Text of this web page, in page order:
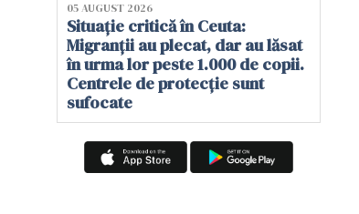
05 AUGUST 2026
Situație critică în Ceuta:
Migranții au plecat, dar au lăsat
în urma lor peste 1.000 de copii.
Centrele de protecție sunt
sufocate